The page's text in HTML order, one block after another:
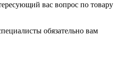
вас вопрос по товару
обязательно вам